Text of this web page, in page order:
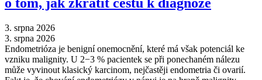
3. srpna 2026
3. srpna 2026
Endometrióza je benigní onemocnění, které má však potenciál ke
vzniku malignity. U 2−3 % pacientek se při ponechaném nálezu
může vyvinout klasický karcinom, nejčastěji endometria či ovarií.